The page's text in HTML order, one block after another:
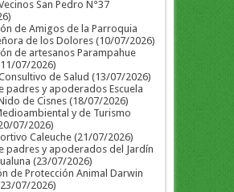
San Pedro N°37
de Amigos de la Parroquia
de los Dolores (10/07/2026)
de artesanos Parampahue
07/2026)
de Salud (13/07/2026)
padres y apoderados Escuela
de Cisnes (18/07/2026)
y de Turismo
07/2026)
Caleuche (21/07/2026)
padres y apoderados del Jardín
(23/07/2026)
de Protección Animal Darwin
07/2026)